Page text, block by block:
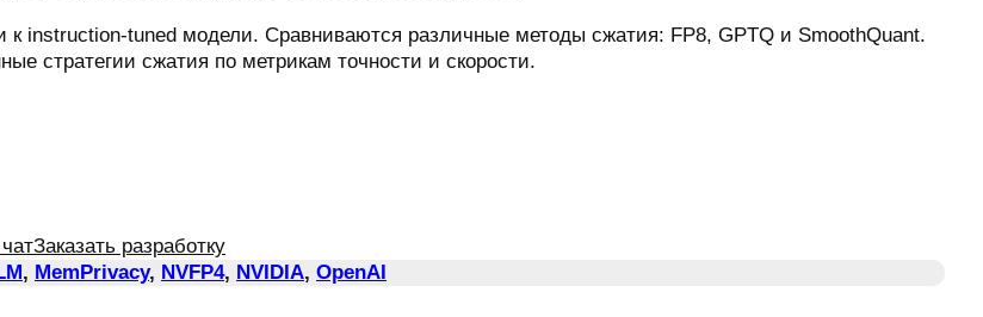
к instruction-tuned модели. Сравниваются различные методы сжатия: FP8, GPTQ и SmoothQuant.
стратегии сжатия по метрикам точности и скорости.
Заказать разработку
, MemPrivacy, NVFP4, NVIDIA, OpenAI